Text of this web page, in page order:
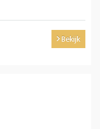
Bekijk